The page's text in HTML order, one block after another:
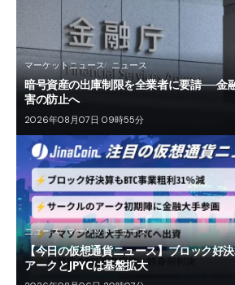
マーケットニュース ニュース
暗号資産の出庫制限を全業者に要請──金
害の防止へ
2026年08月07日 09時55分
ニュース マーケットニュース
【今日の仮想通貨ニュース】ブロック好
アークとJPYCは基盤拡大